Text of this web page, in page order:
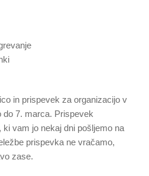
in prispevek za organizacijo v
do 7. marca. Prispevek
ki vam jo nekaj dni pošljemo na
prispevka ne vračamo,
zase.